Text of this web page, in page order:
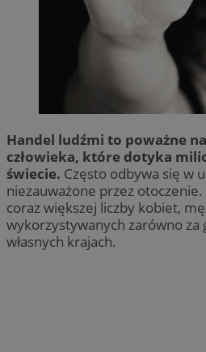
Handel ludźmi to poważne
człowieka, które dotyka
świecie. Często odbywa się w
niezauważone przez
coraz większej liczby kobiet,
wykorzystywanych zarówno za
własnych krajach.